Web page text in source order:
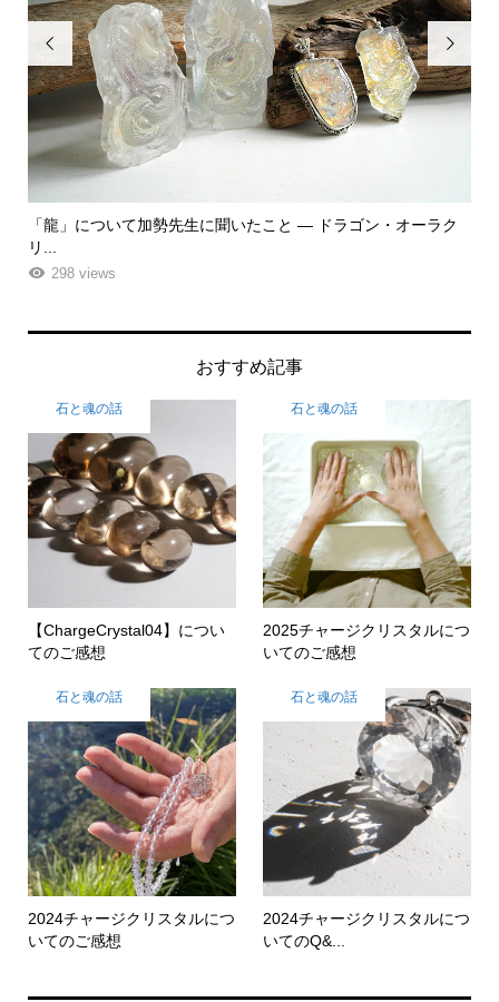

「飾る」から「使う」へ。鉱物と植物が織りなす贅沢なフラワ
ーエ...
261 views

おすすめ記事
石と魂の話
【ChargeCrystal04】につい
てのご感想
石と魂の話
2025チャージクリスタルにつ
いてのご感想
石と魂の話
2024チャージクリスタルにつ
いてのご感想
石と魂の話
2024チャージクリスタルにつ
いてのQ&...